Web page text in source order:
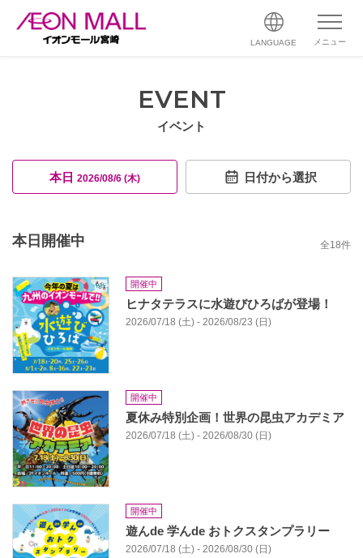
LANGUAGE メニュー
EVENT
イベント
本日 2026/08/6 (木) 日付から選択
本日開催中 全18件
開催中
ヒナタテラスに水遊びひろばが登場！
2026/07/18 (土) - 2026/08/23 (日)
開催中
夏休み特別企画！世界の昆虫アカデミア
2026/07/18 (土) - 2026/08/30 (日)
開催中
遊んde 学んde おトクスタンプラリー
2026/07/18 (土) - 2026/08/30 (日)